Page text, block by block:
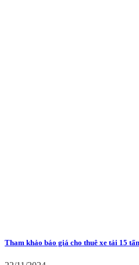
Tham khảo báo giá cho thuê xe tải 15